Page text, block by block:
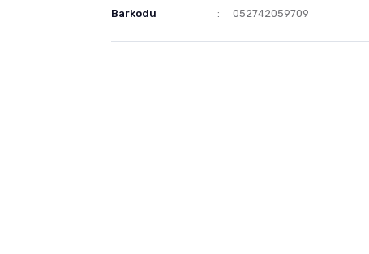
Barkodu 052742059709